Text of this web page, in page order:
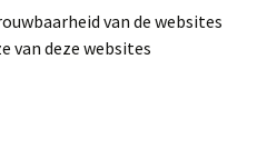
van de websites
van deze websites